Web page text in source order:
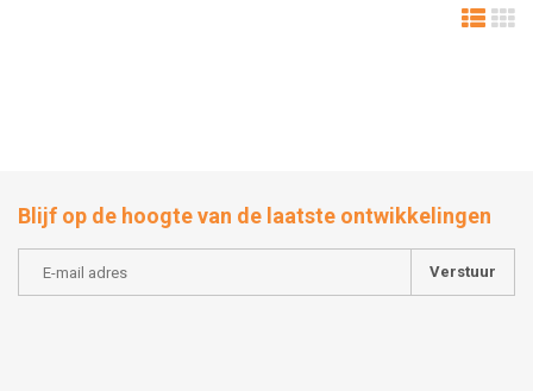
Blijf op de hoogte van de laatste ontwikkelingen
Verstuur